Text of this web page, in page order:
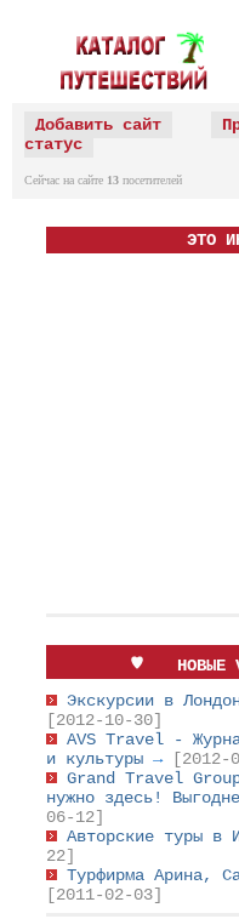
Добавить сайт
статус
Сейчас на сайте 13 посетителей
ЭТО
НОВЫЕ
Экскурсии в
[2012-10-30]
AVS Travel -
и культуры →
[2012-
Grand Travel
нужно здесь!
06-12]
Авторские туры в
22]
Турфирма Арина,
[2011-02-03]